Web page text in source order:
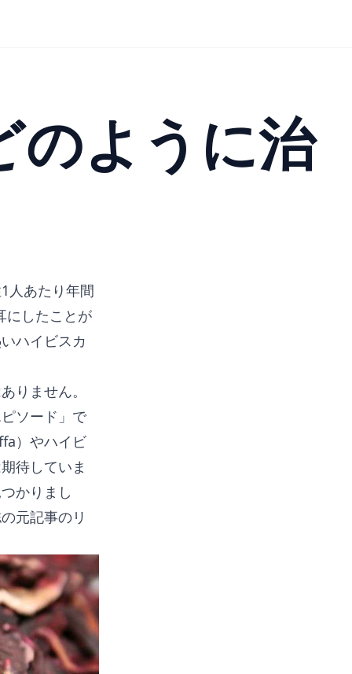
のように治
人あたり年間
にしたことが
ハイビスカ
りません。
ソード」で
）やハイビ
待していま
かりまし
元記事のリ